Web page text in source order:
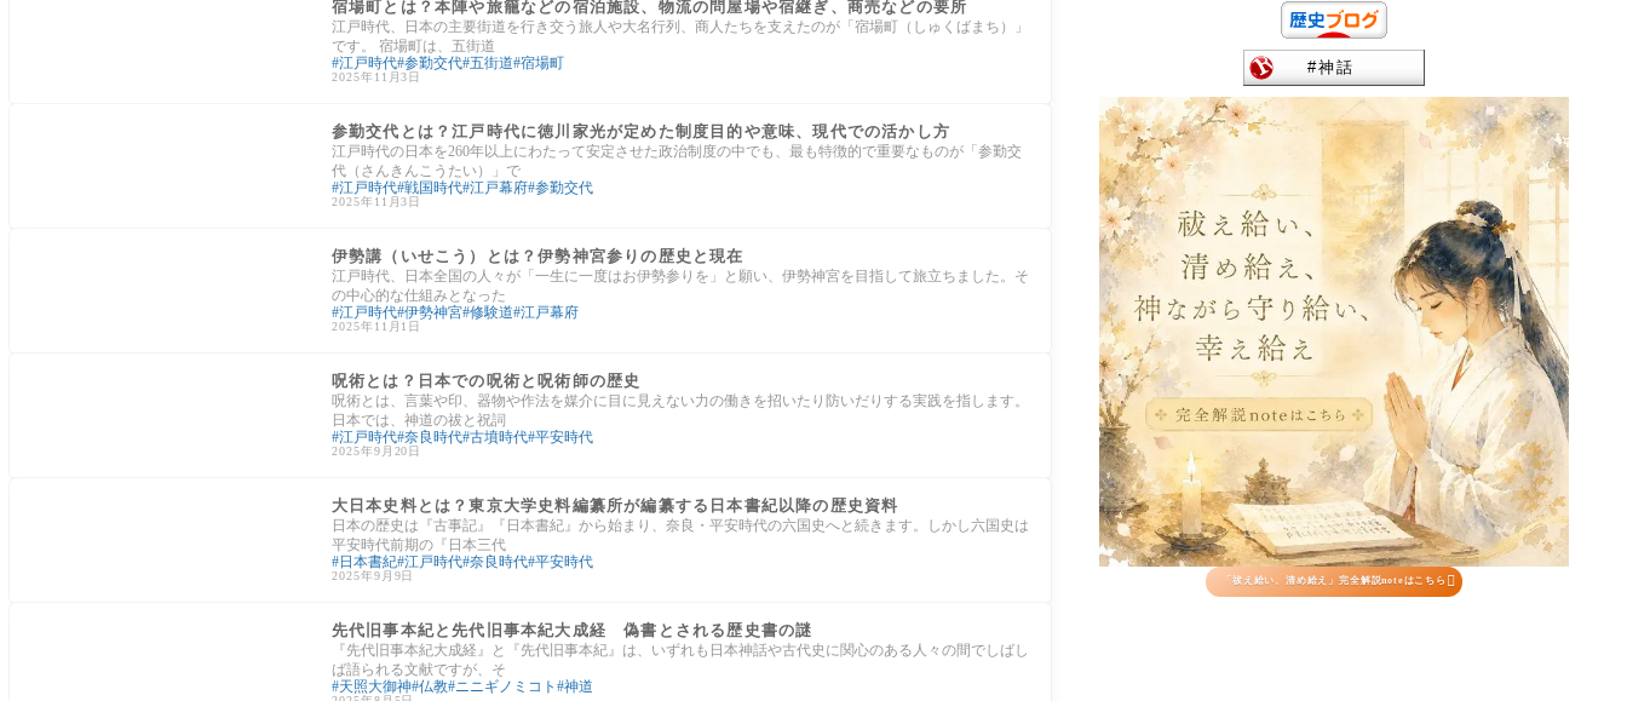
宿場町とは？本陣や旅籠などの宿泊施設、物流の問屋場や宿継ぎ、商売などの要所
江戸時代、日本の主要街道を行き交う旅人や大名行列、商人たちを支えたのが「宿場町（しゅくばまち）」
です。 宿場町は、五街道
江戸時代 参勤交代 五街道 宿場町
2025年11月3日
参勤交代とは？江戸時代に徳川家光が定めた制度目的や意味、現代での活かし方
江戸時代の日本を260年以上にわたって安定させた政治制度の中でも、最も特徴的で重要なものが「参勤交
代（さんきんこうたい）」で
江戸時代 戦国時代 江戸幕府 参勤交代
2025年11月3日
伊勢講（いせこう）とは？伊勢神宮参りの歴史と現在
江戸時代、日本全国の人々が「一生に一度はお伊勢参りを」と願い、伊勢神宮を目指して旅立ちました。そ
の中心的な仕組みとなった
江戸時代 伊勢神宮 修験道 江戸幕府
2025年11月1日
呪術とは？日本での呪術と呪術師の歴史
呪術とは、言葉や印、器物や作法を媒介に目に見えない力の働きを招いたり防いだりする実践を指します。
日本では、神道の祓と祝詞
江戸時代 奈良時代 古墳時代 平安時代
2025年9月20日
大日本史料とは？東京大学史料編纂所が編纂する日本書紀以降の歴史資料
日本の歴史は『古事記』『日本書紀』から始まり、奈良・平安時代の六国史へと続きます。しかし六国史は
平安時代前期の『日本三代
日本書紀 江戸時代 奈良時代 平安時代
2025年9月9日
先代旧事本紀と先代旧事本紀大成経 偽書とされる歴史書の謎
『先代旧事本紀大成経』と『先代旧事本紀』は、いずれも日本神話や古代史に関心のある人々の間でしばし
ば語られる文献ですが、そ
天照大御神 仏教 ニニギノミコト 神道
「祓え給い、清め給え」完全解説noteはこちら 